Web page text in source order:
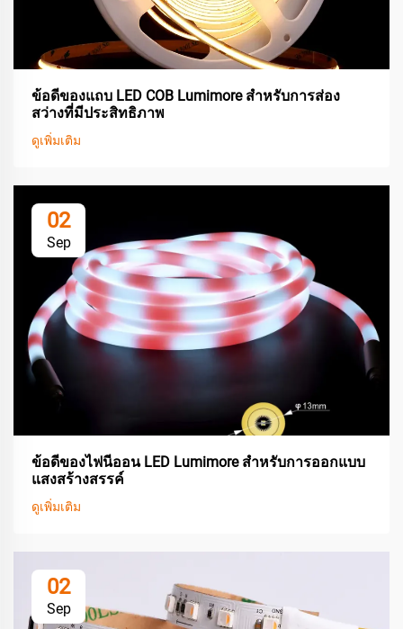
ข้อดีของแถบ LED COB Lumimore สำหรับการส่อง
สว่างที่มีประสิทธิภาพ
ดูเพิ่มเติม
02
Sep
ข้อดีของไฟนีออน LED Lumimore สำหรับการออกแบบ
แสงสร้างสรรค์
ดูเพิ่มเติม
02
Sep